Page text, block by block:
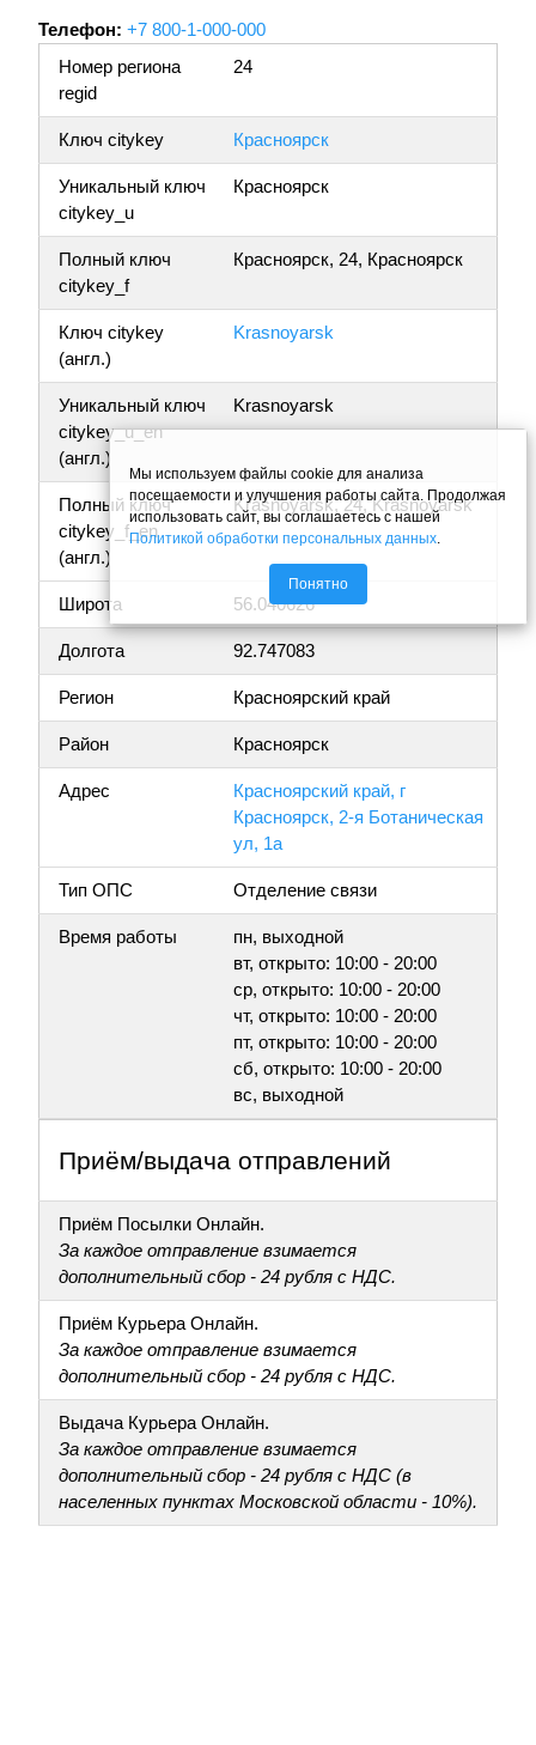
Телефон: +7 800-1-000-000
Номер региона
regid
24
Ключ citykey Красноярск
Уникальный ключ
citykey_u
Красноярск
Полный ключ
citykey_f
Красноярск, 24, Красноярск
Ключ citykey
(англ.)
Krasnoyarsk
Уникальный ключ
citykey_u_en
(англ.)
Krasnoyarsk
Полный ключ
citykey_f_en
(англ.)
Krasnoyarsk, 24, Krasnoyarsk
Широта 56.040626
Долгота 92.747083
Регион Красноярский край
Район Красноярск
Адрес
Красноярский край, г
Красноярск, 2-я Ботаническая
ул, 1а
Тип ОПС Отделение связи
Время работы
пн, выходной
вт, открыто: 10:00 - 20:00
ср, открыто: 10:00 - 20:00
чт, открыто: 10:00 - 20:00
пт, открыто: 10:00 - 20:00
сб, открыто: 10:00 - 20:00
вс, выходной
Приём/выдача отправлений
Приём Посылки Онлайн.
За каждое отправление взимается
дополнительный сбор - 24 рубля с НДС.
Приём Курьера Онлайн.
За каждое отправление взимается
дополнительный сбор - 24 рубля с НДС.
Выдача Курьера Онлайн.
За каждое отправление взимается
дополнительный сбор - 24 рубля с НДС (в
населенных пунктах Московской области - 10%).
Мы используем файлы cookie для анализа
посещаемости и улучшения работы сайта. Продолжая
использовать сайт, вы соглашаетесь с нашей
Политикой обработки персональных данных.
Понятно